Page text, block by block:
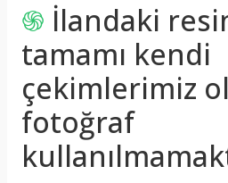
֍ İlandaki
tamamı kendi
çekimlerimiz
fotoğraf